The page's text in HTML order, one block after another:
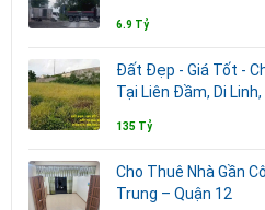
6.9 Tỷ
Đất Đẹp - Giá Tốt -
Tại Liên Đầm, Di
135 Tỷ
Cho Thuê Nhà Gần
Trung – Quận 12